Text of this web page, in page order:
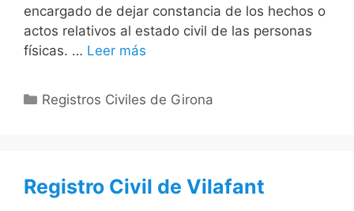
encargado de dejar constancia de los hechos o
actos relativos al estado civil de las personas
físicas. … Leer más
Categorías
Registros Civiles de Girona
Registro Civil de Vilafant